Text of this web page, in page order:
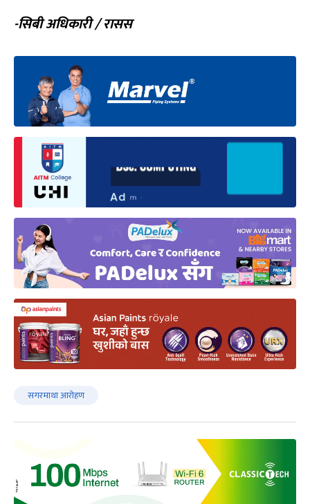
-सिबी अधिकारी / रासस
सगरमाथा आरोहण